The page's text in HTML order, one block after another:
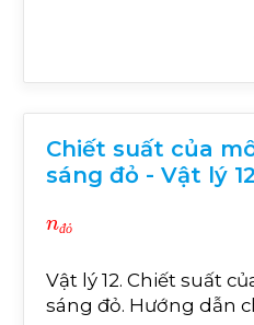
Chiết suất của
sáng đỏ - Vật lý 12
đỏ
Vật lý 12. Chiết suất
sáng đỏ. Hướng dẫn